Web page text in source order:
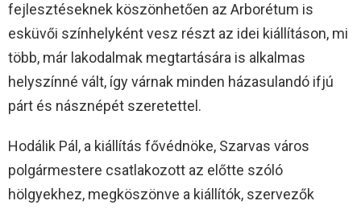
fejlesztéseknek köszönhetően az Arborétum is
esküvői színhelyként vesz részt az idei kiállításon, mi
több, már lakodalmak megtartására is alkalmas
helyszínné vált, így várnak minden házasulandó ifjú
párt és násznépét szeretettel.
Hodálik Pál, a kiállítás fővédnöke, Szarvas város
polgármestere csatlakozott az előtte szóló
hölgyekhez, megköszönve a kiállítók, szervezők